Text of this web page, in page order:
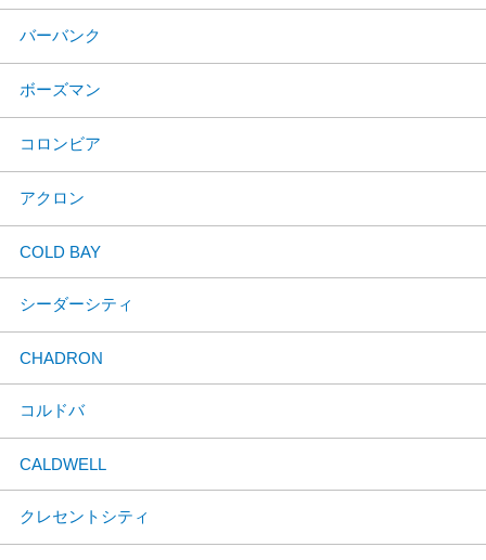
バーバンク
ボーズマン
コロンビア
アクロン
COLD BAY
シーダーシティ
CHADRON
コルドバ
CALDWELL
クレセントシティ